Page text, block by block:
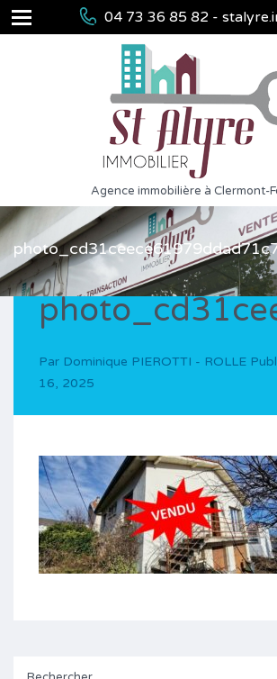
04 73 36 85 82 -
Agence immobilière à Clermont-
Par Dominique PIEROTTI - ROLLE
16, 2025